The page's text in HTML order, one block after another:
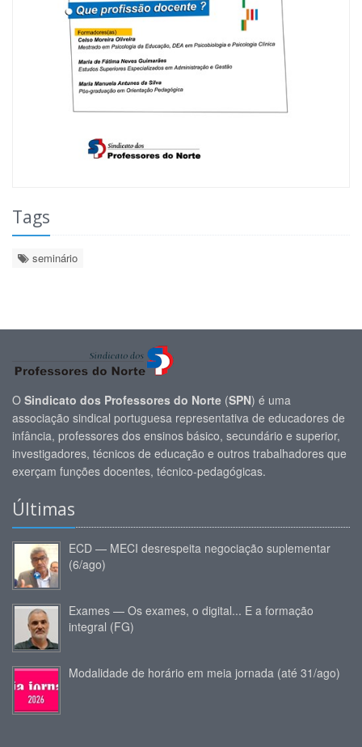
Tags
seminário
O Sindicato dos Professores do Norte (SPN) é uma
associação sindical portuguesa representativa de educadores de
infância, professores dos ensinos básico, secundário e superior,
investigadores, técnicos de educação e outros trabalhadores que
exerçam funções docentes, técnico-pedagógicas.
Últimas
ECD — MECI desrespeita negociação suplementar
(6/ago)
Exames — Os exames, o digital... E a formação
integral (FG)
Modalidade de horário em meia jornada (até 31/ago)